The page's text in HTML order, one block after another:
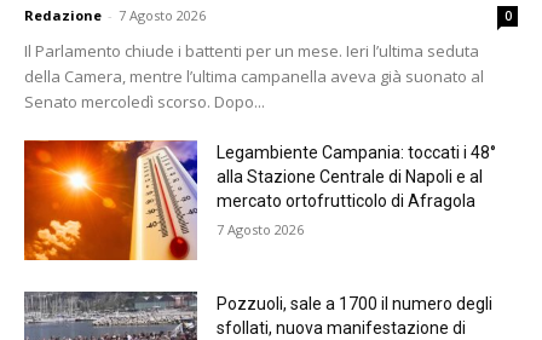
Redazione - 7 Agosto 2026 0
Il Parlamento chiude i battenti per un mese. Ieri l’ultima seduta
della Camera, mentre l’ultima campanella aveva già suonato al
Senato mercoledì scorso. Dopo...
Legambiente Campania: toccati i 48°
alla Stazione Centrale di Napoli e al
mercato ortofrutticolo di Afragola
7 Agosto 2026
Pozzuoli, sale a 1700 il numero degli
sfollati, nuova manifestazione di